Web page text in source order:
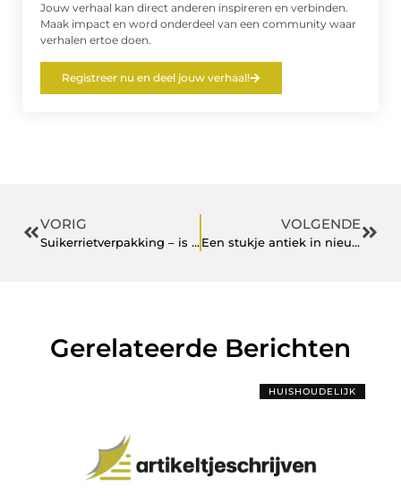
Jouw verhaal kan direct anderen inspireren en verbinden.
Maak impact en word onderdeel van een community waar
verhalen ertoe doen.
Registreer nu en deel jouw verhaal!
VORIG
Suikerrietverpakking – is het recyclebaar?
VOLGENDE
Een stukje antiek in nieuw leven geven dankzij restauratie
Gerelateerde Berichten
HUISHOUDELIJK